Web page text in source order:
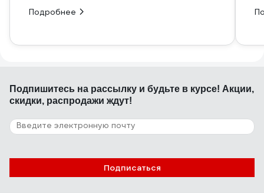
Подробнее
Подпишитесь на рассылку и будьте в курсе! Акции,
скидки, распродажи ждут!
Подписаться